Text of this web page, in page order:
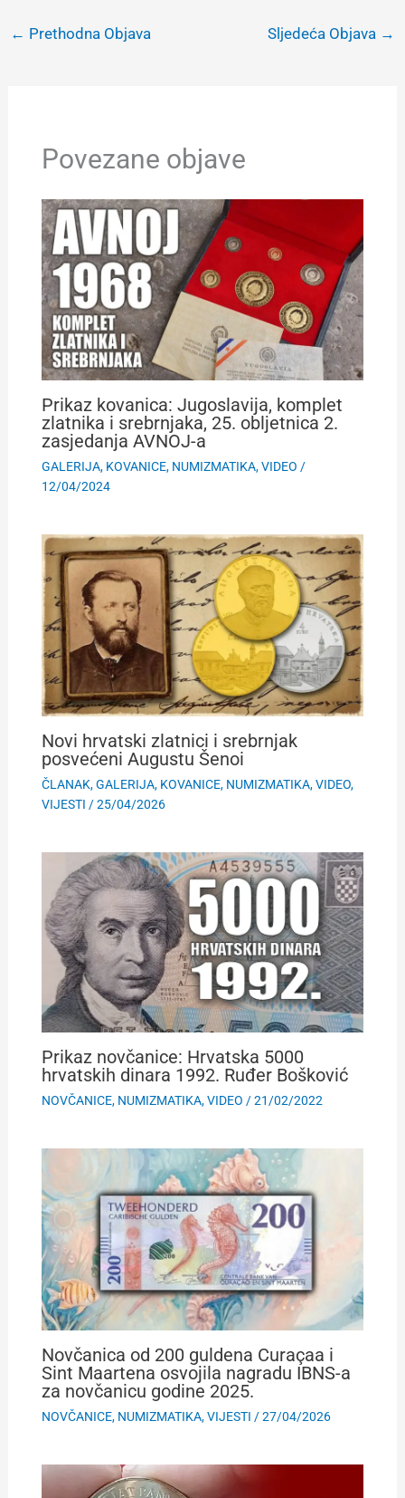
← Prethodna Objava Sljedeća Objava →
Povezane objave
Prikaz kovanica: Jugoslavija, komplet
zlatnika i srebrnjaka, 25. obljetnica 2.
zasjedanja AVNOJ-a
GALERIJA, KOVANICE, NUMIZMATIKA,VIDEO /
12/04/2024
Novi hrvatski zlatnici i srebrnjak
posvećeni Augustu Šenoi
ČLANAK,GALERIJA, KOVANICE, NUMIZMATIKA,VIDEO,
VIJESTI /25/04/2026
Prikaz novčanice: Hrvatska 5000
hrvatskih dinara 1992. Ruđer Bošković
NOVČANICE, NUMIZMATIKA,VIDEO /21/02/2022
Novčanica od 200 guldena Curaçaa i
Sint Maartena osvojila nagradu IBNS-a
za novčanicu godine 2025.
NOVČANICE, NUMIZMATIKA,VIJESTI /27/04/2026